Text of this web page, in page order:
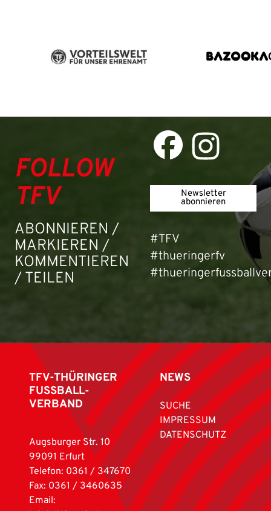
FOLLOW
TFV
ABONNIEREN /
MARKIEREN /
KOMMENTIEREN
/ TEILEN
Newsletter
abonnieren
#TFV
#thueringerfv
TFV-THÜRINGER
FUSSBALL-
VERBAND
Augsburger Str. 10
99091 Erfurt
Telefon: 0361 / 347670
Fax: 0361 / 3460635
Email:
NEWS
SUCHE
IMPRESSUM
DATENSCHUTZ